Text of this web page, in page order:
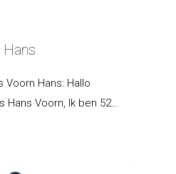
Voorn Hans: Hallo
Hans Voorn, Ik ben 52…